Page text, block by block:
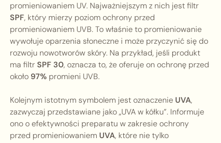
promieniowaniem UV. Najważniejszym z nich jest filtr
SPF, który mierzy poziom ochrony przed
promieniowaniem UVB. To właśnie to promieniowanie
wywołuje oparzenia słoneczne i może przyczynić się do
rozwoju nowotworów skóry. Na przykład, jeśli produkt
ma filtrSPF 30, oznacza to, że oferuje on ochronę przed
około 97% promieni UVB.
Kolejnym istotnym symbolem jest oznaczenie UVA,
zazwyczaj przedstawiane jako „UVA w kółku”. Informuje
ono o efektywności preparatu w zakresie ochrony
przed promieniowaniem UVA, które nie tylko